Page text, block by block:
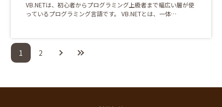
VB.NETは、初心者からプログラミング上級者まで幅広い層が使
っているプログラミング言語です。 VB.NETとは、一体…
1 2